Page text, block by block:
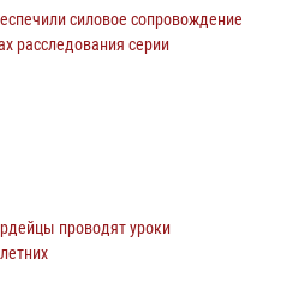
силовое сопровождение
расследования серии
и СОБР Росгвардии
причастных к мошенничеству
проводят уроки